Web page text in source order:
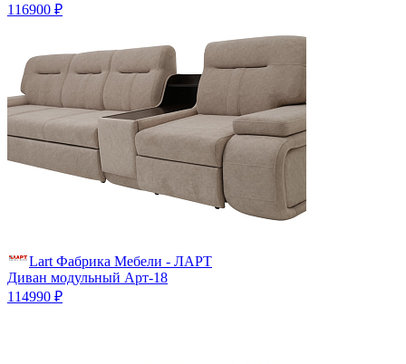
116900 ₽
Lart Фабрика Мебели - ЛАРТ
Диван модульный Арт-18
114990 ₽